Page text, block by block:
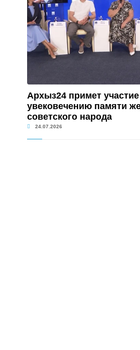
Архыз24 примет
увековечению памяти
советского народа
24.07.2026